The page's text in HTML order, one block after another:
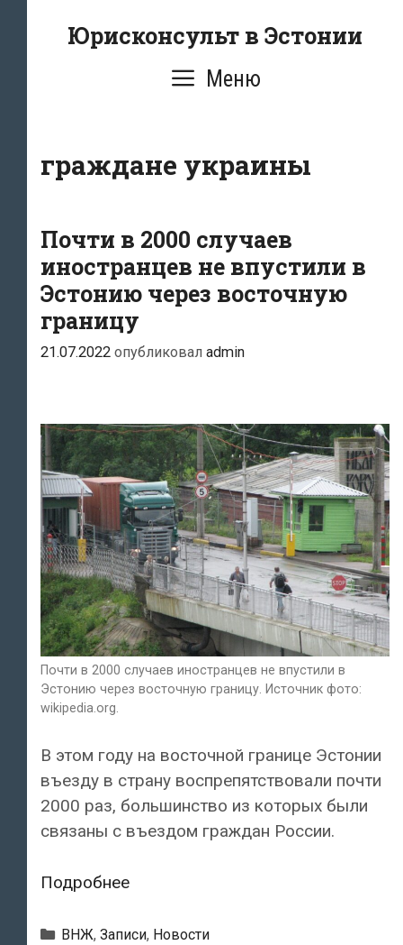
Юрисконсульт в Эстонии
Меню
граждане украины
Почти в 2000 случаев
иностранцев не впустили в
Эстонию через восточную
границу
21.07.2022 опубликовал admin
Почти в 2000 случаев иностранцев не впустили в
Эстонию через восточную границу. Источник фото:
wikipedia.org.
В этом году на восточной границе Эстонии
въезду в страну воспрепятствовали почти
2000 раз, большинство из которых были
связаны с въездом граждан России.
ПодробнееПочти
2000
Рубрики
ВНЖ, Записи, Новости